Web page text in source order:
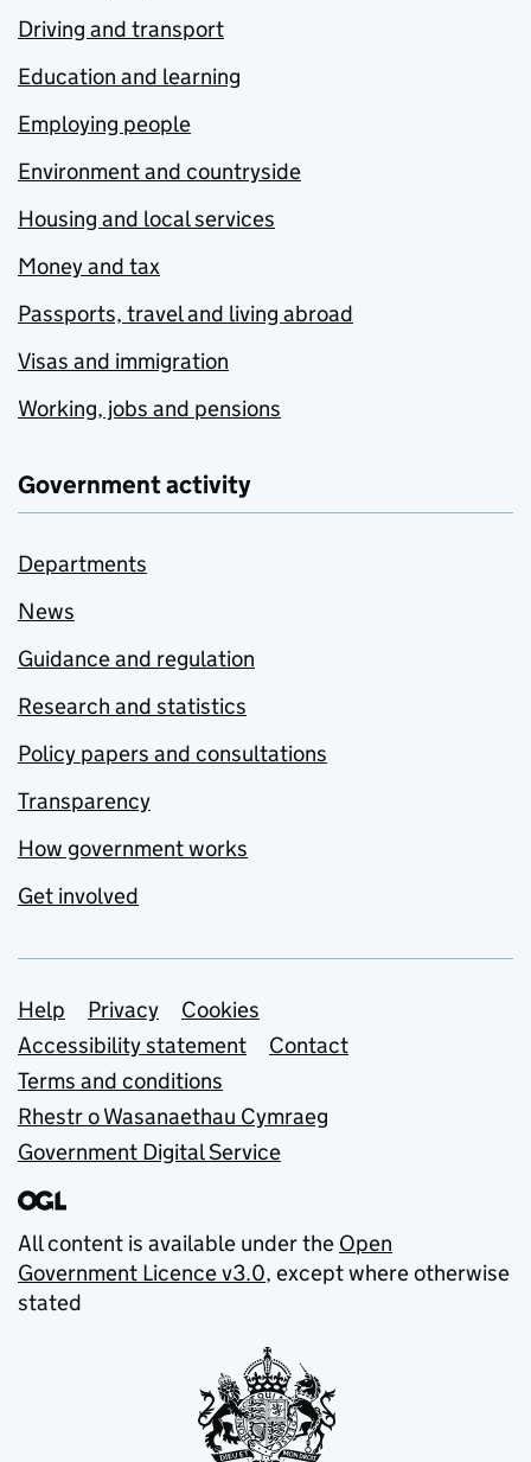
Driving and transport
Education and learning
Employing people
Environment and countryside
Housing and local services
Money and tax
Passports, travel and living abroad
Visas and immigration
Working, jobs and pensions
Government activity
Departments
News
Guidance and regulation
Research and statistics
Policy papers and consultations
Transparency
How government works
Get involved
Support links
Help Privacy
Cookies
Accessibility statement
Contact
Terms and conditions
Rhestr o Wasanaethau Cymraeg
Government Digital Service
All content is available under the Open
Government Licence v3.0, except where otherwise
stated